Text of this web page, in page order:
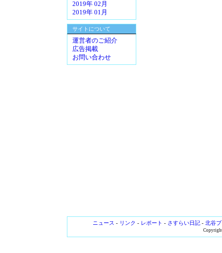
2019年 02月
2019年 01月
サイトについて
運営者のご紹介
広告掲載
お問い合わせ
ニュース - リンク - レポート - さすらい日記- 北谷